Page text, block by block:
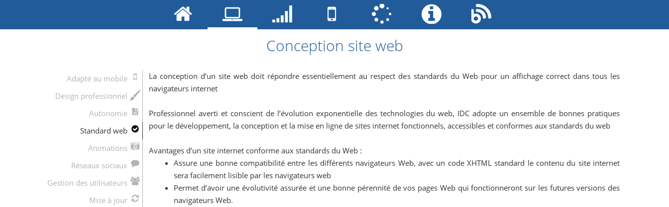
Conception site web
Adapté au mobile
Design professionnel
Autonomie
Standard web
Animations
Réseaux sociaux
Gestion des utilisateurs
Mise à jour
La conception d’un site web doit répondre essentiellement au respect des standards du Web pour un affichage correct dans tous les
navigateurs internet
Professionnel averti et conscient de l’évolution exponentielle des technologies du web, IDC adopte un ensemble de bonnes pratiques
pour le développement, la conception et la mise en ligne de sites internet fonctionnels, accessibles et conformes aux standards du web
Avantages d’un site internet conforme aux standards du Web :
Assure une bonne compatibilité entre les différents navigateurs Web, avec un code XHTML standard le contenu du site internet
sera facilement lisible par les navigateurs web
Permet d’avoir une évolutivité assurée et une bonne pérennité de vos pages Web qui fonctionneront sur les futures versions des
navigateurs Web.